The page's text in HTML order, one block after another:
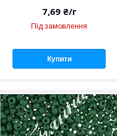
7,69 ₴/г
Під замовлення
Купити